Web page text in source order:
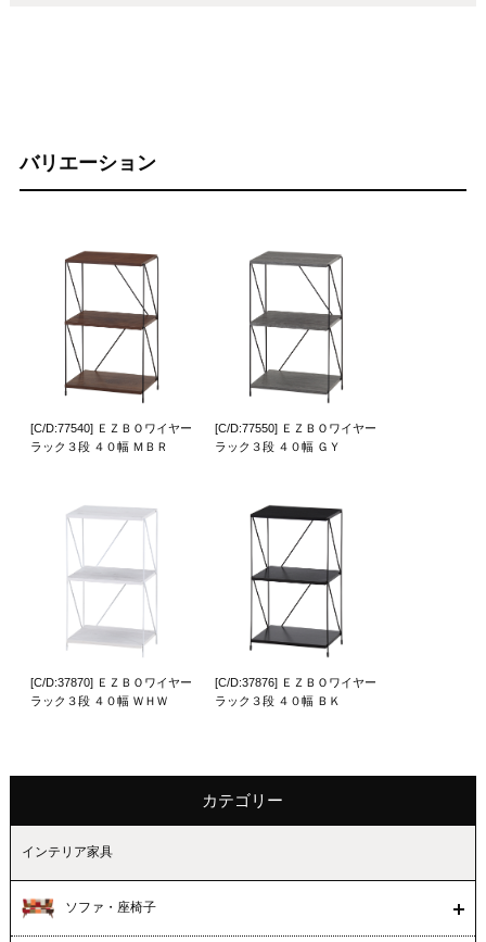
バリエーション
[C/D:77540] ＥＺＢＯワイヤー
ラック３段 ４０幅 ＭＢＲ
[C/D:77550] ＥＺＢＯワイヤー
ラック３段 ４０幅 ＧＹ
[C/D:37870] ＥＺＢＯワイヤー
ラック３段 ４０幅 ＷＨＷ
[C/D:37876] ＥＺＢＯワイヤー
ラック３段 ４０幅 ＢＫ
カテゴリー
インテリア家具
ソファ・座椅子